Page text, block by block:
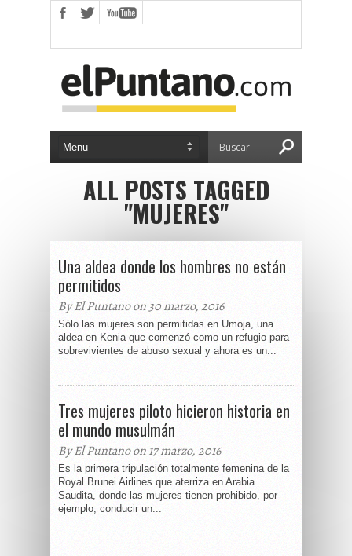
ALL POSTS TAGGED
"MUJERES"
Una aldea donde los hombres no están
permitidos
By El Puntano on 30 marzo, 2016
Sólo las mujeres son permitidas en Umoja, una
aldea en Kenia que comenzó como un refugio para
sobrevivientes de abuso sexual y ahora es un...
Tres mujeres piloto hicieron historia en
el mundo musulmán
By El Puntano on 17 marzo, 2016
Es la primera tripulación totalmente femenina de la
Royal Brunei Airlines que aterriza en Arabia
Saudita, donde las mujeres tienen prohibido, por
ejemplo, conducir un...